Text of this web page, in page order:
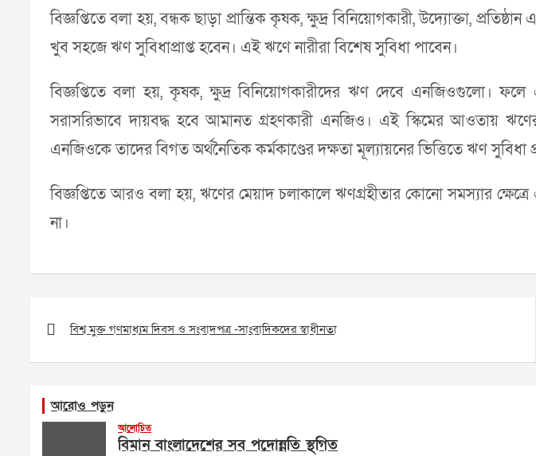
বিজ্ঞপ্তিতে বলা হয়, বন্ধক ছাড়া প্রান্তিক কৃষক, ক্ষুদ্র বিনিয়োগকারী, উদ্যোক্তা,
খুব সহজে ঋণ সুবিধাপ্রাপ্ত হবেন। এই ঋণে নারীরা বিশেষ সুবিধা পাবেন।
বিজ্ঞপ্তিতে বলা হয়, কৃষক, ক্ষুদ্র বিনিয়োগকারীদের ঋণ দেবে এনজিওগুলো। ফলে
সরাসরিভাবে দায়বদ্ধ হবে আমানত গ্রহণকারী এনজিও। এই স্কিমের আওতায়
এনজিওকে তাদের বিগত অর্থনৈতিক কর্মকাণ্ডের দক্ষতা মূল্যায়নের ভিত্তিতে ঋণ সুবিধা
বিজ্ঞপ্তিতে আরও বলা হয়, ঋণের মেয়াদ চলাকালে ঋণগ্রহীতার কোনো সমস্যার
না।
navigation
বিশ্ব মুক্ত গণমাধ্যম দিবস ও সংবাদপত্র -সাংবাদিকদের স্বাধীনতা
আরোও পড়ুন
আলোচিত
বিমান বাংলাদেশের সব পদোন্নতি স্থগিত